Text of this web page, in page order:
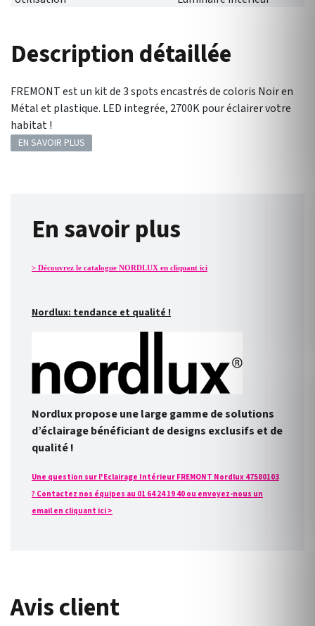
Description détaillée
FREMONT est un kit de 3 spots encastrés de coloris Noir en
Métal et plastique. LED integrée, 2700K pour éclairer votre
habitat !
EN SAVOIR PLUS
En savoir plus
> Découvrez le catalogue NORDLUX en cliquant ici
Nordlux: tendance et qualité !
Nordlux propose une large gamme de solutions
d’éclairage bénéficiant de designs exclusifs et de
qualité !
Une question sur l'Eclairage Intérieur FREMONT Nordlux 47580103
? Contactez nos équipes au 01 64 24 19 40 ou envoyez-nous un
email en cliquant ici >
Avis client